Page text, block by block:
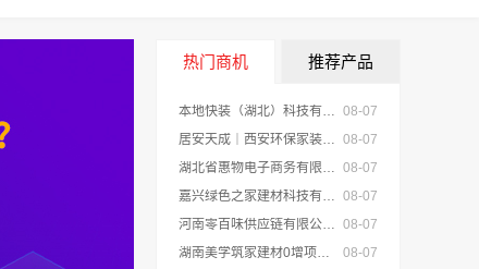
热门商机 推荐产品
本地快装（湖北）科技有限公司武汉轻量家庭装修新房 08-07
居安天成｜西安环保家装施工公寓 自有施工队 08-07
湖北省惠物电子商务有限公司推荐母婴用品厂家优缺点分享 08-07
嘉兴绿色之家建材科技有限公司：同城专业家庭装修机构优质 08-07
河南零百味供应链有限公司轻投入零食长久经营 08-07
湖南美学筑家建材0增项闭口合同局部改造装修
08-07